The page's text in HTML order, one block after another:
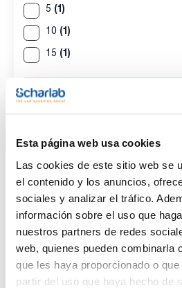
Esta página web usa cookies
Las cookies de este sitio web se
el contenido y los anuncios,
sociales y analizar el tráfico.
información sobre el uso que
nuestros partners de redes
web, quienes pueden combinarla
que les haya proporcionado o
partir del uso que haya hecho de
5 (1)
10 (1)
15 (1)
Pack (u.)
1(3)
Fase
SC-200 FAST
Diámetro
interno (mm)
0,05